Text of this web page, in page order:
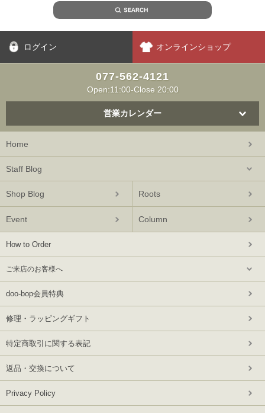
ログイン オンラインショップ
077-562-4121
Open:11:00-Close 20:00
営業カレンダー
Home
Staff Blog
Shop Blog Roots
Event Column
How to Order
ご来店のお客様へ
doo-bop会員特典
修理・ラッピングギフト
特定商取引に関する表記
返品・交換について
Privacy Policy